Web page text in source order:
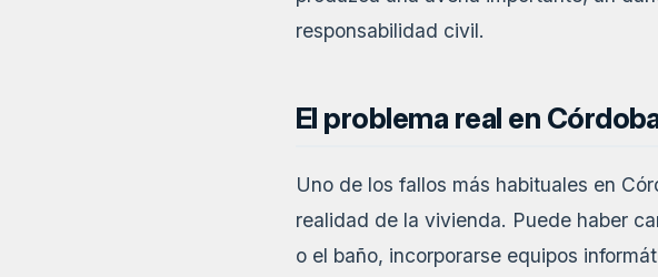
responsabilidad civil.
El problema real en
Uno de los fallos más habituales en
realidad de la vivienda. Puede haber
o el baño, incorporarse equipos